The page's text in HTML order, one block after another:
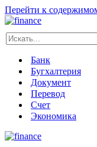
Перейти к
Искать...
Банк
Бугхалтерия
Документ
Перевод
Счет
Экономика